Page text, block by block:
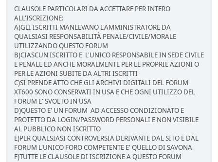
CLAUSOLE PARTICOLARI DA ACCETTARE PER INTERO
ALL'ISCRIZIONE:
A)GLI ISCRITTI MANLEVANO L'AMMINISTRATORE DA
QUALSIASI RESPONSABILITÀ PENALE/CIVILE/MORALE
UTILIZZANDO QUESTO FORUM
B)CIASCUN ISCRITTO E' L'UNICO RESPONSABILE IN SEDE CIVILE
E PENALE ED ANCHE MORALMENTE PER LE PROPRIE AZIONI O
PER LE AZIONI SUBITE DA ALTRI ISCRITTI
C)SI PRENDE ATTO CHE GLI ARCHIVI DIGITALI DEL FORUM
XT600 SONO CONSERVATI IN USA E CHE OGNI UTILIZZO DEL
FORUM E' SVOLTO IN USA
D)QUESTO E' UN FORUM AD ACCESSO CONDIZIONATO E
PROTETTO DA LOGIN/PASSWORD PERSONALI E NON VISIBILE
AL PUBBLICO NON ISCRITTO
E)PER QUALSIASI CONTROVERSIA DERIVANTE DAL SITO E DAL
FORUM L'UNICO FORO COMPETENTE E' QUELLO DI SAVONA
F)TUTTE LE CLAUSOLE DI ISCRIZIONE A QUESTO FORUM